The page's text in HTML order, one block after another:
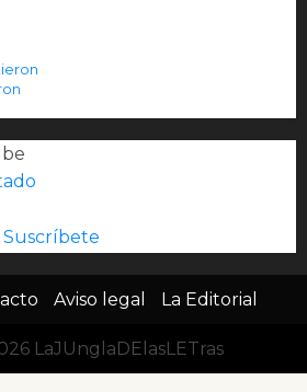
Suscríbete
Aviso legal La Editorial
LaJUnglaDElasLETras